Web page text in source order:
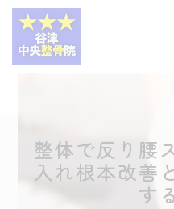
整体で反り腰
入れ根本改善
す